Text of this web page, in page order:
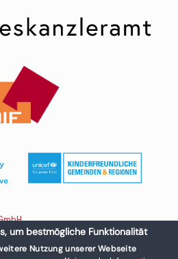
Wien, Austria
um bestmögliche Funktionalität
Nutzung unserer Webseite